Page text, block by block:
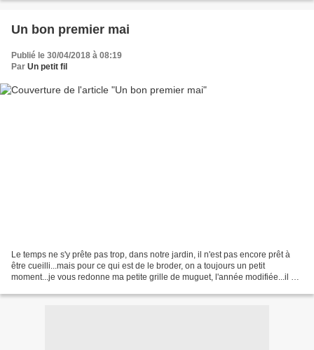
Un bon premier mai
Publié le 30/04/2018 à 08:19
Par Un petit fil
Le temps ne s'y prête pas trop, dans notre jardin, il n'est pas encore prêt à
être cueilli...mais pour ce qui est de le broder, on a toujours un petit
moment...je vous redonne ma petite grille de muguet, l'année modifiée...il est